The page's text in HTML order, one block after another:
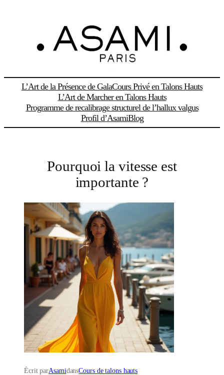
L’Art de la Présence de GalaCours Privé en Talons Hauts
L’Art de Marcher en Talons Hauts
Programme de recalibrage structurel de l’hallux valgus
Profil d’AsamiBlog
Pourquoi la vitesse est
importante ?
Écrit parAsamidansCours de talons hauts